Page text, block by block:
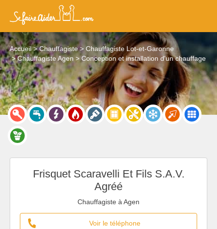
Accueil Chauffagiste
Chauffagiste Lot-et-Garonne
Chauffagiste Agen
Conception et installation d'un chauffage
Frisquet Scaravelli Et Fils S.A.V.
Agréé
Chauffagiste à Agen
Voir le téléphone